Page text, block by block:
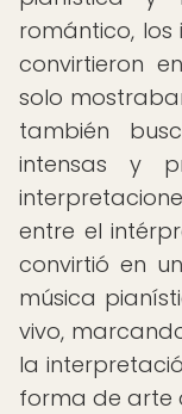
romántico, los
convirtieron
solo
también
intensas y
entre el
convirtió en
música
vivo,
la
forma de arte